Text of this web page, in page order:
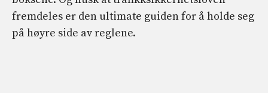
fremdeles er den ultimate guiden for å holde seg
på høyre side av reglene.